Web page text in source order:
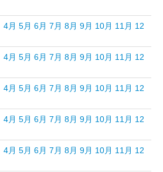
4月 5月 6月 7月 8月 9月 10月 11月 12
4月 5月 6月 7月 8月 9月 10月 11月 12
4月 5月 6月 7月 8月 9月 10月 11月 12
4月 5月 6月 7月 8月 9月 10月 11月 12
4月 5月 6月 7月 8月 9月 10月 11月 12